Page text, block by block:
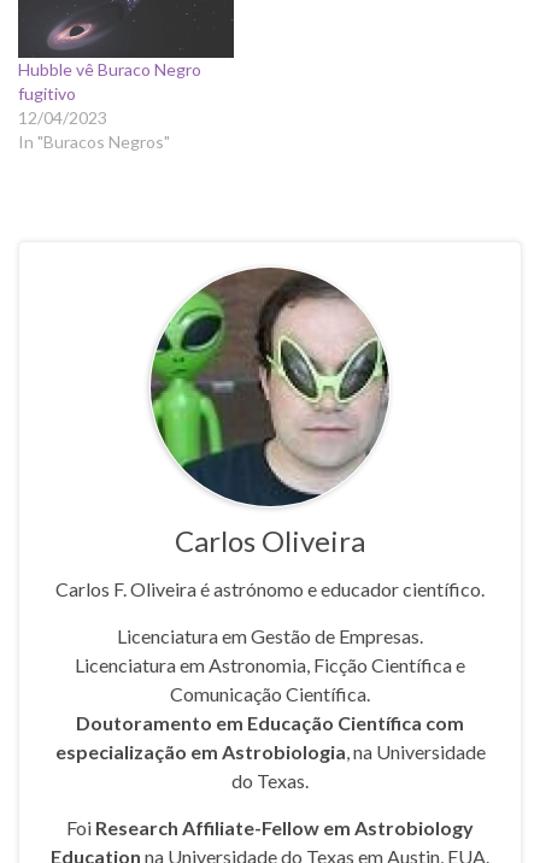
Hubble vê Buraco Negro
fugitivo
12/04/2023
In "Buracos Negros"
Carlos Oliveira
Carlos F. Oliveira é astrónomo e educador científico.
Licenciatura em Gestão de Empresas.
Licenciatura em Astronomia, Ficção Científica e
Comunicação Científica.
Doutoramento em Educação Científica com
especialização em Astrobiologia, na Universidade
do Texas.
Foi Research Affiliate-Fellow em Astrobiology
Education na Universidade do Texas em Austin, EUA.